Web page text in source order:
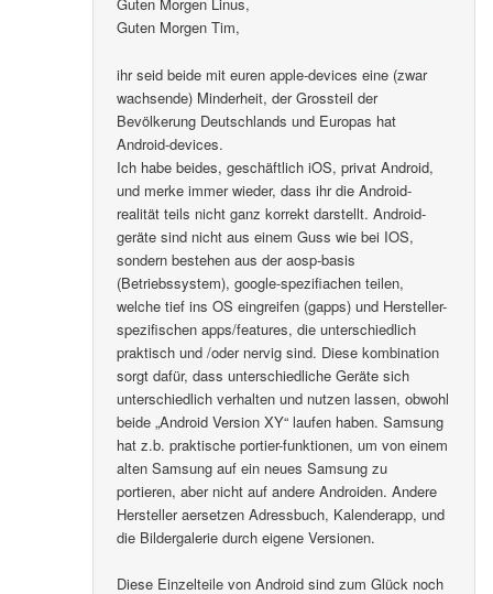
Guten Morgen Linus,
Guten Morgen Tim,
ihr seid beide mit euren apple-devices eine (zwar
wachsende) Minderheit, der Grossteil der
Bevölkerung Deutschlands und Europas hat
Android-devices.
Ich habe beides, geschäftlich iOS, privat Android,
und merke immer wieder, dass ihr die Android-
realität teils nicht ganz korrekt darstellt. Android-
geräte sind nicht aus einem Guss wie bei IOS,
sondern bestehen aus der aosp-basis
(Betriebssystem), google-spezifiachen teilen,
welche tief ins OS eingreifen (gapps) und Hersteller-
spezifischen apps/features, die unterschiedlich
praktisch und /oder nervig sind. Diese kombination
sorgt dafür, dass unterschiedliche Geräte sich
unterschiedlich verhalten und nutzen lassen, obwohl
beide „Android Version XY“ laufen haben. Samsung
hat z.b. praktische portier-funktionen, um von einem
alten Samsung auf ein neues Samsung zu
portieren, aber nicht auf andere Androiden. Andere
Hersteller aersetzen Adressbuch, Kalenderapp, und
die Bildergalerie durch eigene Versionen.
Diese Einzelteile von Android sind zum Glück noch